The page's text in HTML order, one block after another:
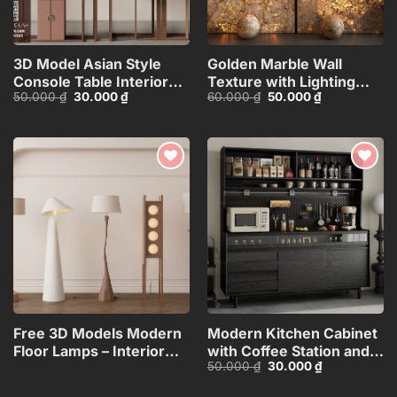
3D Model Asian Style
Console Table Interior
with Decorative
50.000₫ Giá
30.000₫Giá
hiện
30.000 ₫.
Golden Marble Wall
Texture with Lighting
Effect_15593723
60.000₫ Giá
50.000₫Giá
hiện
50.000 ₫.
wishlist
Free 3D Models Modern
Floor Lamps – Interior
Add to
wishlist
Modern Kitchen Cabinet
with Coffee Station and
Appliances – 3D
50.000₫ Giá
30.000₫Giá
hiện